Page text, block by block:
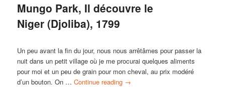
Mungo Park, Il découvre le
Niger (Djoliba), 1799
Un peu avant la fin du jour, nous nous arrêtâmes pour passer la
nuit dans un petit village où je me procurai quelques aliments
pour moi et un peu de grain pour mon cheval, au prix modéré
d’un bouton. On …Continue reading →